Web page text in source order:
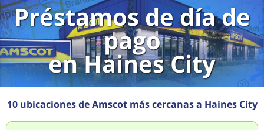
Préstamos de día de
pago
en Haines City
10 ubicaciones de Amscot más cercanas a Haines City